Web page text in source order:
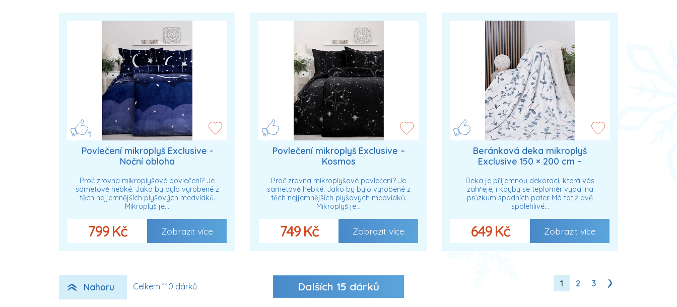
1
Povlečení mikroplyš Exclusive -
Noční obloha
Proč zrovna mikroplyšové povlečení? Je
sametově hebké. Jako by bylo vyrobené z
těch nejjemnějších plyšových medvídků.
Mikroplyš je…
799 Kč Zobrazit více
Povlečení mikroplyš Exclusive –
Kosmos
Proč zrovna mikroplyšové povlečení? Je
sametově hebké. Jako by bylo vyrobené z
těch nejjemnějších plyšových medvídků.
Mikroplyš je…
749 Kč Zobrazit více
Beránková deka mikroplyš
Exclusive 150 × 200 cm –
Deka je příjemnou dekorací, která vás
zahřeje, i kdyby se teploměr vydal na
průzkum spodních pater. Má totiž dvě
spolehlivé…
649 Kč Zobrazit více
Nahoru Celkem 110 dárků Dalších 15 dárků 1 2 3